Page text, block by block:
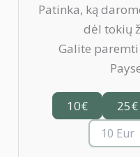
Patinka, ką
dėl tokių
Galite
10€ 25€